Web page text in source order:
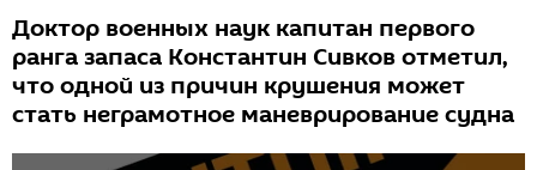
Доктор военных наук капитан первого
ранга запаса Константин Сивков отметил,
что одной из причин крушения может
стать неграмотное маневрирование судна